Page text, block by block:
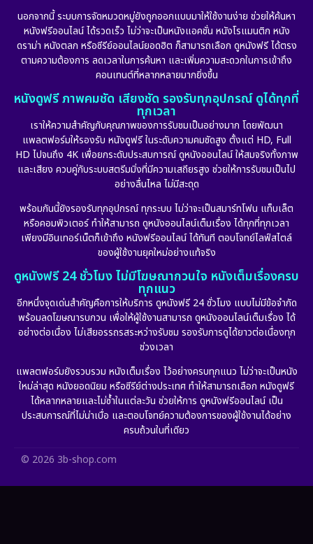
Drama ดราม่า (882)
Dystopian (17)
Emotional (101)
Epic มหากาพย์ (17)
Erotic (10)
Fantasy จินตนาการ (253)
Film
Gothic (6)
HBO GO (10)
HBO Max (2)
Healing
Heist (7)
นอกจากนี้ ระบบการจัดหมวดหมู่ยังถูกออกแบบมาให้ใช้งานง่าย ช่วยให้ค้นหา
หนังฟรีออนไลน์ ได้รวดเร็ว ไม่ว่าจะเป็นหนังแอคชั่น หนังโรแมนติก หนัง
ดราม่า หนังตลก หรือซีรีย์ออนไลน์ยอดฮิต ก็สามารถเลือก ดูหนังฟรี ได้ตรง
ตามความต้องการ ลดเวลาในการค้นหา และเพิ่มความสะดวกในการเข้าถึง
คอนเทนต์ที่หลากหลายมากยิ่งขึ้น
หนังดูฟรี ภาพคมชัด เสียงชัด รองรับทุกอุปกรณ์ ดูได้ทุกที่
ทุกเวลา
เราให้ความสำคัญกับคุณภาพของการรับชมเป็นอย่างมาก โดยพัฒนา
แพลตฟอร์มให้รองรับ หนังดูฟรี ในระดับความคมชัดสูง ตั้งแต่ HD, Full
HD ไปจนถึง 4K เพื่อยกระดับประสบการณ์ ดูหนังออนไลน์ ให้สมจริงทั้งภาพ
และเสียง ควบคู่กับระบบสตรีมมิ่งที่มีความเสถียรสูง ช่วยให้การรับชมเป็นไป
อย่างลื่นไหล ไม่มีสะดุด
พร้อมกันนี้ยังรองรับทุกอุปกรณ์ ทุกระบบ ไม่ว่าจะเป็นสมาร์ทโฟน แท็บเล็ต
หรือคอมพิวเตอร์ ทำให้สามารถ ดูหนังออนไลน์เต็มเรื่อง ได้ทุกที่ทุกเวลา
เพียงมีอินเทอร์เน็ตก็เข้าถึง หนังฟรีออนไลน์ ได้ทันที ตอบโจทย์ไลฟ์สไตล์
ของผู้ใช้งานยุคใหม่อย่างแท้จริง
ดูหนังฟรี 24 ชั่วโมง ไม่มีโฆษณากวนใจ หนังเต็มเรื่องครบ
ทุกแนว
อีกหนึ่งจุดเด่นสำคัญคือการให้บริการ ดูหนังฟรี 24 ชั่วโมง แบบไม่มีข้อจำกัด
พร้อมลดโฆษณารบกวน เพื่อให้ผู้ใช้งานสามารถ ดูหนังออนไลน์เต็มเรื่อง ได้
อย่างต่อเนื่อง ไม่เสียอรรถรสระหว่างรับชม รองรับการดูได้ยาวต่อเนื่องทุก
ช่วงเวลา
แพลตฟอร์มยังรวบรวม หนังเต็มเรื่อง ไว้อย่างครบทุกแนว ไม่ว่าจะเป็นหนัง
ใหม่ล่าสุด หนังยอดนิยม หรือซีรีย์ต่างประเทศ ทำให้สามารถเลือก หนังดูฟรี
ได้หลากหลายและไม่ซ้ำในแต่ละวัน ช่วยให้การ ดูหนังฟรีออนไลน์ เป็น
ประสบการณ์ที่ไม่น่าเบื่อ และตอบโจทย์ความต้องการของผู้ใช้งานได้อย่าง
ครบถ้วนในที่เดียว
© 2026 3b-shop.com